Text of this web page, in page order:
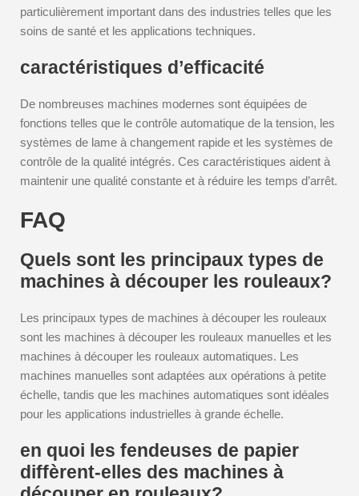
particulièrement important dans des industries telles que les
soins de santé et les applications techniques.
caractéristiques d’efficacité
De nombreuses machines modernes sont équipées de
fonctions telles que le contrôle automatique de la tension, les
systèmes de lame à changement rapide et les systèmes de
contrôle de la qualité intégrés. Ces caractéristiques aident à
maintenir une qualité constante et à réduire les temps d’arrêt.
FAQ
Quels sont les principaux types de
machines à découper les rouleaux?
Les principaux types de machines à découper les rouleaux
sont les machines à découper les rouleaux manuelles et les
machines à découper les rouleaux automatiques. Les
machines manuelles sont adaptées aux opérations à petite
échelle, tandis que les machines automatiques sont idéales
pour les applications industrielles à grande échelle.
en quoi les fendeuses de papier
diffèrent-elles des machines à